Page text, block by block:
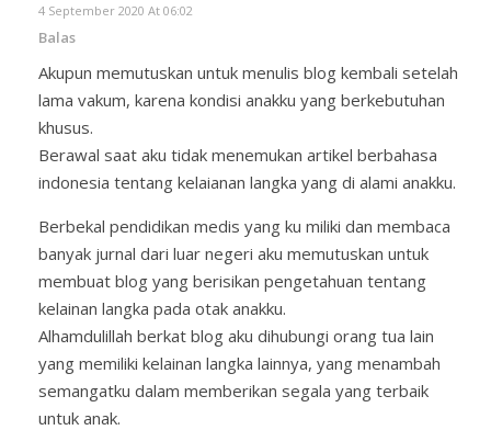
4 September 2020 At 06:02
Balas
Akupun memutuskan untuk menulis blog kembali setelah
lama vakum, karena kondisi anakku yang berkebutuhan
khusus.
Berawal saat aku tidak menemukan artikel berbahasa
indonesia tentang kelaianan langka yang di alami anakku.
Berbekal pendidikan medis yang ku miliki dan membaca
banyak jurnal dari luar negeri aku memutuskan untuk
membuat blog yang berisikan pengetahuan tentang
kelainan langka pada otak anakku.
Alhamdulillah berkat blog aku dihubungi orang tua lain
yang memiliki kelainan langka lainnya, yang menambah
semangatku dalam memberikan segala yang terbaik
untuk anak.